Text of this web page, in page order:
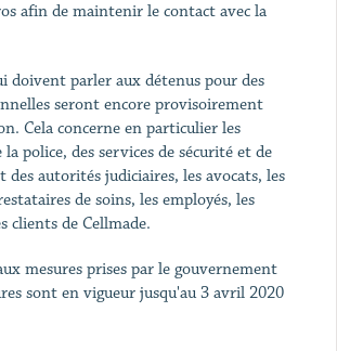
afin de maintenir le contact avec la
doivent parler aux détenus pour des
seront encore provisoirement
Cela concerne en particulier les
police, des services de sécurité et de
des autorités judiciaires, les avocats, les
de soins, les employés, les
clients de Cellmade.
mesures prises par le gouvernement
sont en vigueur jusqu'au 3 avril 2020